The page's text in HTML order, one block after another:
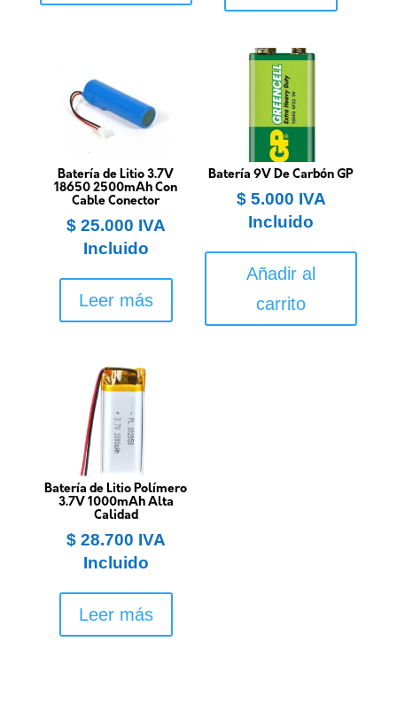
Batería de Litio 3.7V
18650 2500mAh Con
Cable Conector
$25.000 IVA
Incluido
Leer más
Batería 9V De Carbón GP
$5.000 IVA
Incluido
Añadir al
carrito
Batería de Litio Polímero
3.7V 1000mAh Alta
Calidad
$28.700 IVA
Incluido
Leer más